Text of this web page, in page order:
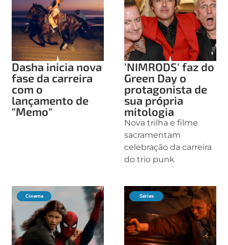
Dasha inicia nova
fase da carreira
com o
lançamento de
"Memo"
'NIMRODS' faz do
Green Day o
protagonista de
sua própria
mitologia
Nova trilha e filme
sacramentam
celebração da carreira
do trio punk
Cinema Séries